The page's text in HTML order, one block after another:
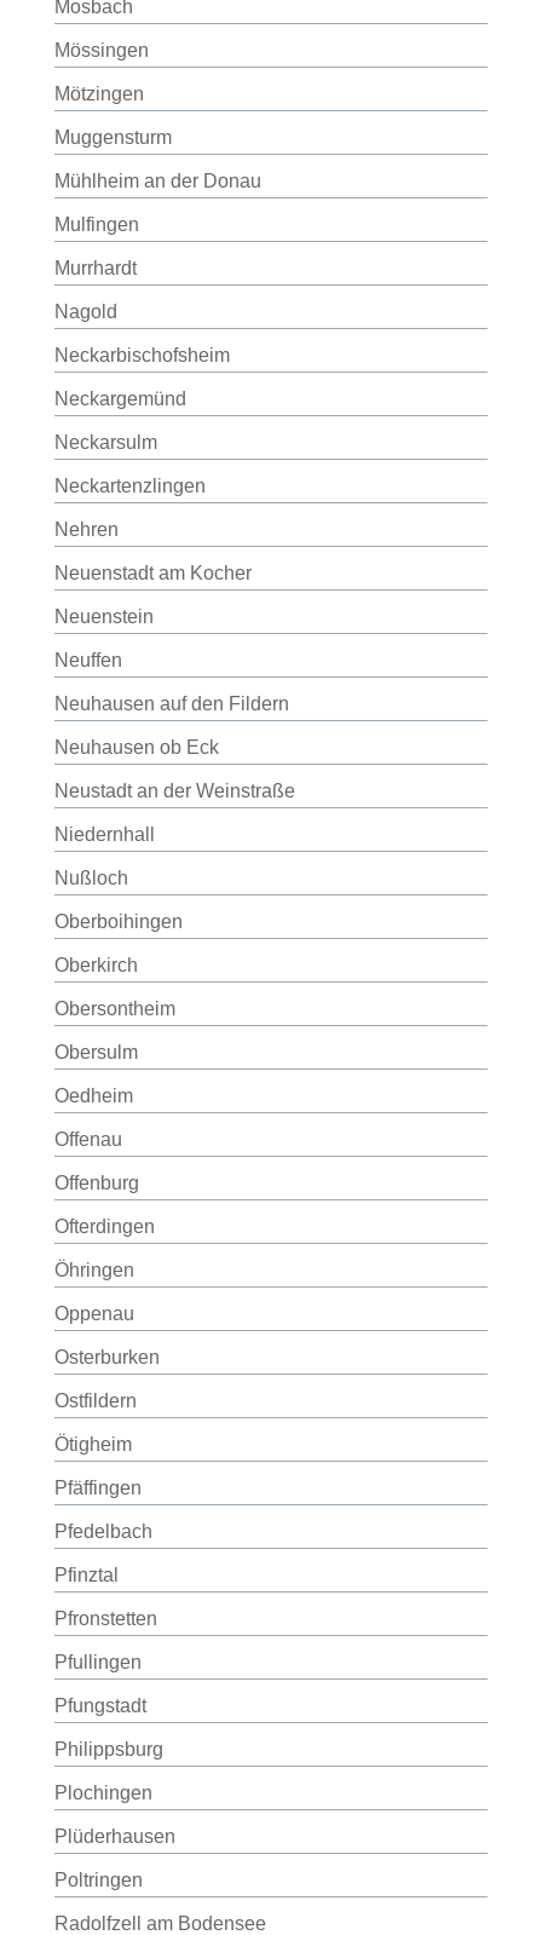
Mosbach
Mössingen
Mötzingen
Muggensturm
Mühlheim an der Donau
Mulfingen
Murrhardt
Nagold
Neckarbischofsheim
Neckargemünd
Neckarsulm
Neckartenzlingen
Nehren
Neuenstadt am Kocher
Neuenstein
Neuffen
Neuhausen auf den Fildern
Neuhausen ob Eck
Neustadt an der Weinstraße
Niedernhall
Nußloch
Oberboihingen
Oberkirch
Obersontheim
Obersulm
Oedheim
Offenau
Offenburg
Ofterdingen
Öhringen
Oppenau
Osterburken
Ostfildern
Ötigheim
Pfäffingen
Pfedelbach
Pfinztal
Pfronstetten
Pfullingen
Pfungstadt
Philippsburg
Plochingen
Plüderhausen
Poltringen
Radolfzell am Bodensee